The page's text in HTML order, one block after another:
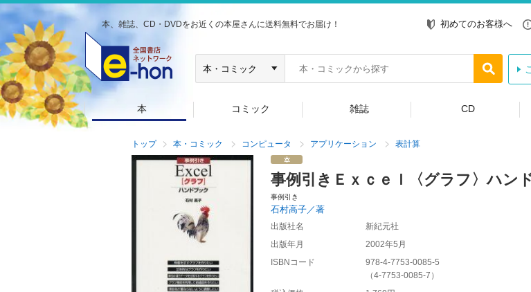
本、雑誌、CD・DVDをお近くの本屋さんに送料無料でお届け！ 初めてのお客様へ
本 コミック 雑誌 CD
トップ 本・コミック コンピュータ アプリケーション 表計算
事例引きＥｘｃｅｌ〈グラフ〉ハン
事例引き
石村高子／著
出版社名
新紀元社
出版年月
2002年5月
ISBNコード
978-4-7753-0085-5
（4-7753-0085-7 ）